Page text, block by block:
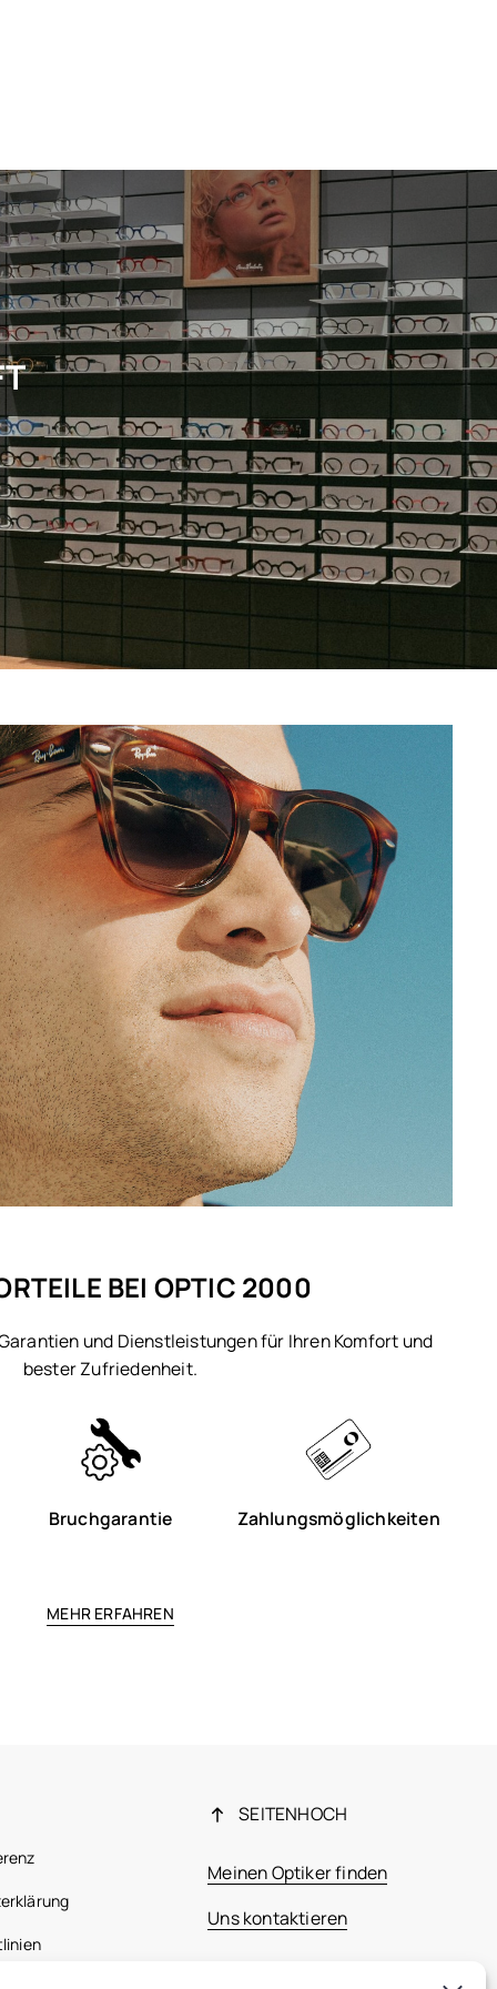
BEI OPTIC 2000
und Dienstleistungen für Ihren Komfort und
bester Zufriedenheit.
Bruchgarantie Zahlungsmöglichkeiten
MEHR ERFAHREN
SEITENHOCH
Meinen Optiker finden
Uns kontaktieren